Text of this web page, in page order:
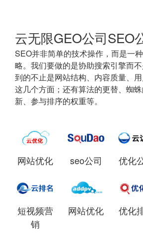
云无限GEO公司SEO
SEO并非简单的技术操作，而是一
略。我们要做的是协助搜索引擎而
到的不止是网站结构、内容质量、
这几个方面；还有算法的更替、蜘
新、参与排序的权重等。
网站优化 seo公司 优化
短视频营
销
网站优化 优化